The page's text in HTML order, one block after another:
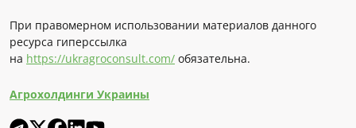
При правомерном использовании материалов данного
ресурса гиперссылка
на https://ukragroconsult.com/ обязательна.
Агрохолдинги Украины